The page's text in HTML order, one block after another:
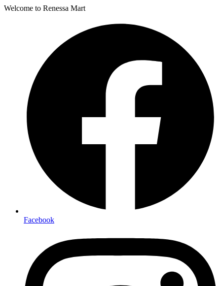
Welcome to Renessa Mart
Facebook